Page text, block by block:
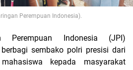
Perempuan Indonesia).
Indonesia (JPI)
sembako polri presisi dari
kepada masyarakat